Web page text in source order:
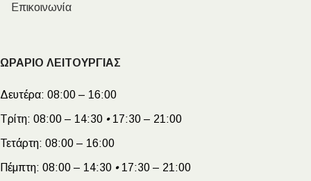
Επικοινωνία
ΩΡΑΡΙΟ ΛΕΙΤΟΥΡΓΙΑΣ
Δευτέρα: 08:00 – 16:00
Τρίτη: 08:00 – 14:30 •17:30 – 21:00
Τετάρτη: 08:00 – 16:00
Πέμπτη: 08:00 – 14:30 •17:30 – 21:00